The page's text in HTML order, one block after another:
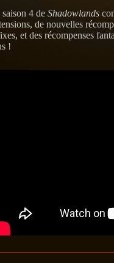
4 de Shadowlands
de nouvelles
et des récompenses
!